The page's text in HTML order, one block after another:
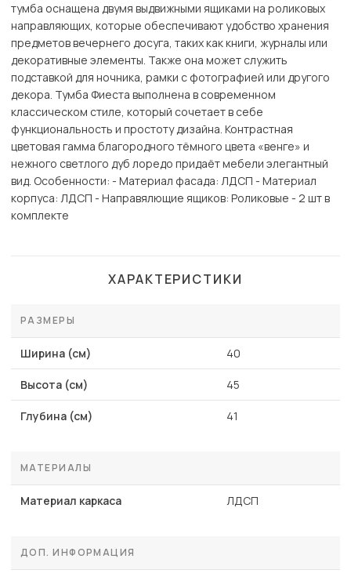
тумба оснащена двумя выдвижными ящиками на роликовых
направляющих, которые обеспечивают удобство хранения
предметов вечернего досуга, таких как книги, журналы или
декоративные элементы. Также она может служить
подставкой для ночника, рамки с фотографией или другого
декора. Тумба Фиеста выполнена в современном
классическом стиле, который сочетает в себе
функциональность и простоту дизайна. Контрастная
цветовая гамма благородного тёмного цвета «венге» и
нежного светлого дуб лоредо придаёт мебели элегантный
вид. Особенности: - Материал фасада: ЛДСП - Материал
корпуса: ЛДСП - Направялющие ящиков: Роликовые - 2 шт в
комплекте
ХАРАКТЕРИСТИКИ
РАЗМЕРЫ
Ширина (см) 40
Высота (см) 45
Глубина (см) 41
МАТЕРИАЛЫ
Материал каркаса ЛДСП
ДОП. ИНФОРМАЦИЯ